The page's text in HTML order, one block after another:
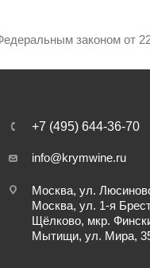
законом от
+7 (495) 644-36-70
info@krymwine.ru
Москва, ул.
Москва, ул. 1-я
Щёлково, мкр.
Мытищи, ул. Мира,